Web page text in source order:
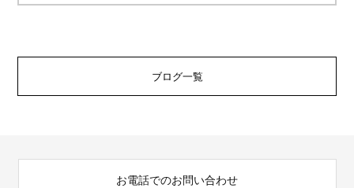
ブログ一覧
お電話でのお問い合わせ